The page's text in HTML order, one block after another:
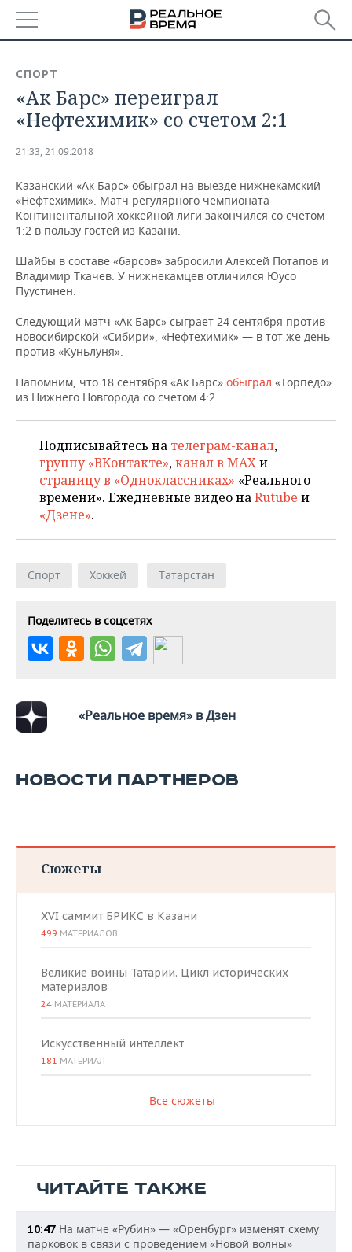
БАШКОРТОСТАН
ТАТАРСТАН
НОВОСТИ
АНАЛИТИКА
ДЕКЛАРАЦИИ О ДОХОДАХ
КОРОЛИ ГОСЗАКАЗА ПФО
ВУЗЫ ТАТАРСТАНА
ТОРГОВЫЕ ЦЕНТРЫ
ТАТАРСТАНА
НОВОСТИ ЭКОНОМИКИ
ФИНАНСЫ
БАНКИ
ИНВЕСТИЦИИ
ПРОМЫШЛЕННОСТЬ
НОВОСТИ
АГРОПРОМ
МАШИНОСТРОЕНИЕ
НЕФТЕХИМИЯ
НЕФТЬ
ЭНЕРГЕТИКА
НЕДВИЖИМОСТЬ
НОВОСТИ НЕДВИЖИМОСТИ
АВТО
НОВОСТИ БИЗНЕСА
РОЗНИЧНАЯ ТОРГОВЛЯ
ТРАНСПОРТ
УСЛУГИ
ТЕХНОЛОГИИ
НОВОСТИ ТЕХНОЛОГИЙ
IT
МЕДИА
ТЕЛЕКОММУНИКАЦИИ
МЕРОПРИЯТИЯ
НОВОСТИ МЕРОПРИЯТИЙ
ВЫЕЗДНАЯ РЕДАКЦИЯ
БИЗНЕС-БРАНЧИ
ONLINE-КОНФЕРЕНЦИИ
СПОРТ
НОВОСТИ СПОРТА
ФУТБОЛ
ХОККЕЙ
КИБЕРСПОРТ
ВОДНЫЕ ВИДЫ СПОРТА
ОБЩЕСТВО
НОВОСТИ ОБЩЕСТВА
ВЛАСТЬ
КУЛЬТУРА
ОБРАЗОВАНИЕ
ФОТОГАЛЕРЕЯ
СЮЖЕТЫ
СПИСОК КОМПАНИЙ
СПОРТ
«Ак Барс» переиграл
«Нефтехимик» со счетом 2:1
21:33, 21.09.2018
Казанский «Ак Барс» обыграл на выезде нижнекамский
«Нефтехимик». Матч регулярного чемпионата
Континентальной хоккейной лиги закончился со счетом
1:2 в пользу гостей из Казани.
Шайбы в составе «барсов» забросили Алексей Потапов и
Владимир Ткачев. У нижнекамцев отличился Юусо
Пуустинен.
Следующий матч «Ак Барс» сыграет 24 сентября против
новосибирской «Сибири», «Нефтехимик» — в тот же день
против «Куньлуня».
Напомним, что 18 сентября «Ак Барс» обыграл «Торпедо»
из Нижнего Новгорода со счетом 4:2.
Подписывайтесь на телеграм-канал,
группу «ВКонтакте»,канал в MAXи
страницу в «Одноклассниках» «Реального
времени». Ежедневные видео наRutube и
«Дзене».
Спорт Хоккей Татарстан
Поделитесь в соцсетях
«Реальное время» в Дзен
НОВОСТИ ПАРТНЕРОВ
Сюжеты
XVI саммит БРИКС в Казани
499 МАТЕРИАЛОВ
Великие воины Татарии. Цикл исторических
материалов
24 МАТЕРИАЛА
Искусственный интеллект
181 МАТЕРИАЛ
Все сюжеты
ЧИТАЙТЕ ТАКЖЕ
10:47 На матче «Рубин» — «Оренбург» изменят схему
парковок в связи с проведением «Новой волны»